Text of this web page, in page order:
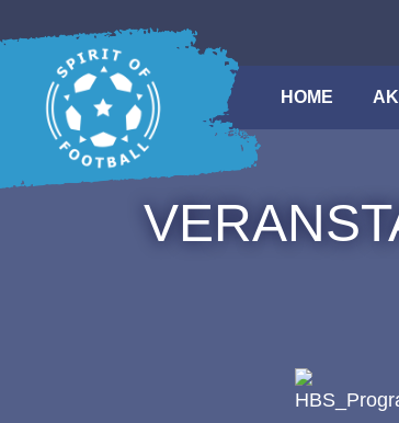
Inhalt
springen
Suche
HOME